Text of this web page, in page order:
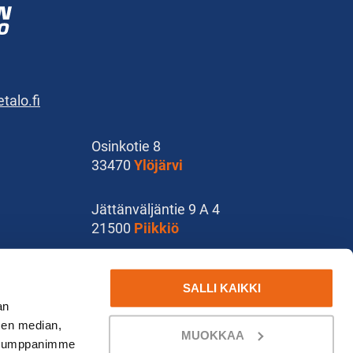
median,
SALLI KAIKKI
MUOKKAA
Osinkotie 8
33470 Ylöjärvi
Jättänväljäntie 9 A 4
21500 Piikkiö
Käsityökatu 37
Varkaus